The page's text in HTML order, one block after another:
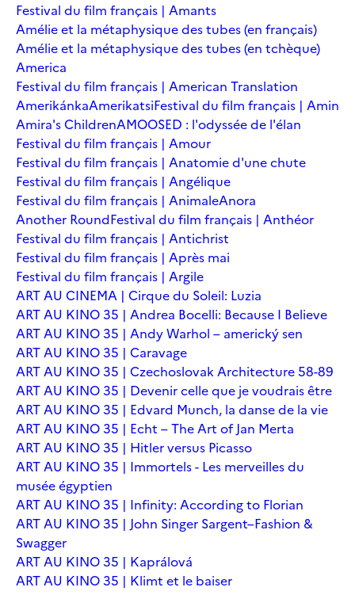
Festival du film français | Amants
Amélie et la métaphysique des tubes (en français)
Amélie et la métaphysique des tubes (en tchèque)
America
Festival du film français | American Translation
AmerikánkaAmerikatsiFestival du film français | Amin
Amira's ChildrenAMOOSED : l'odyssée de l'élan
Festival du film français | Amour
Festival du film français | Anatomie d'une chute
Festival du film français | Angélique
Festival du film français | AnimaleAnora
Another RoundFestival du film français | Anthéor
Festival du film français | Antichrist
Festival du film français | Après mai
Festival du film français | Argile
ART AU CINEMA | Cirque du Soleil: Luzia
ART AU KINO 35 | Andrea Bocelli: Because I Believe
ART AU KINO 35 | Andy Warhol – americký sen
ART AU KINO 35 | Caravage
ART AU KINO 35 | Czechoslovak Architecture 58-89
ART AU KINO 35 | Devenir celle que je voudrais être
ART AU KINO 35 | Edvard Munch, la danse de la vie
ART AU KINO 35 | Echt – The Art of Jan Merta
ART AU KINO 35 | Hitler versus Picasso
ART AU KINO 35 | Immortels - Les merveilles du
musée égyptien
ART AU KINO 35 | Infinity: According to Florian
ART AU KINO 35 | John Singer Sargent–Fashion &
Swagger
ART AU KINO 35 | Kaprálová
ART AU KINO 35 | Klimt et le baiser